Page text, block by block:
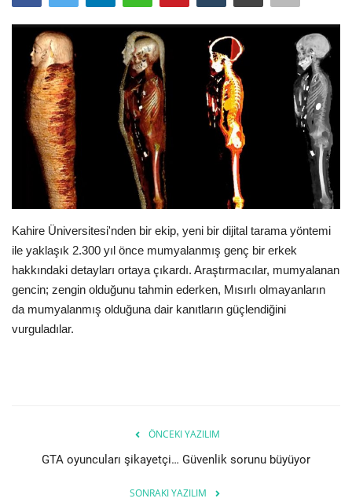
Üniversite Yayınları
Tarım
E-Devlet Sistemleri
Enerji
Tubitak
Teknoloji Kurumu
Teknoloji
Yazılım Dilleri
Makaleler
Kahire Üniversitesi'nden bir ekip, yeni bir dijital tarama yöntemi
ile yaklaşık 2.300 yıl önce mumyalanmış genç bir erkek
hakkındaki detayları ortaya çıkardı. Araştırmacılar, mumyalanan
gencin; zengin olduğunu tahmin ederken, Mısırlı olmayanların
da mumyalanmış olduğuna dair kanıtların güçlendiğini
vurguladılar.
ÖNCEKI YAZILIM
GTA oyuncuları şikayetçi… Güvenlik sorunu büyüyor
SONRAKI YAZILIM